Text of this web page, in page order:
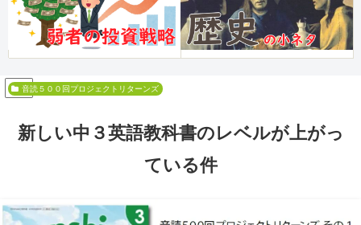
PR
新しい中３英語教科書のレベルが上がっ
ている件
音読５００回プロジェクトリターンズ